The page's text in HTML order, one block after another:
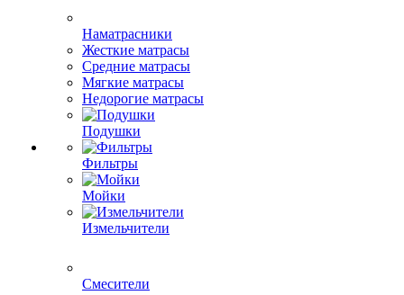
Наматрасники
Жесткие матрасы
Средние матрасы
Мягкие матрасы
Недорогие матрасы
Подушки
Фильтры
Мойки
Измельчители
Смесители